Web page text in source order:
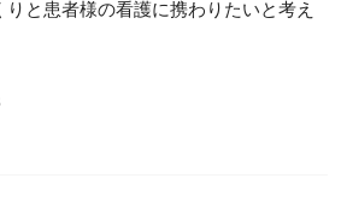
と患者様の看護に携わりたいと考え